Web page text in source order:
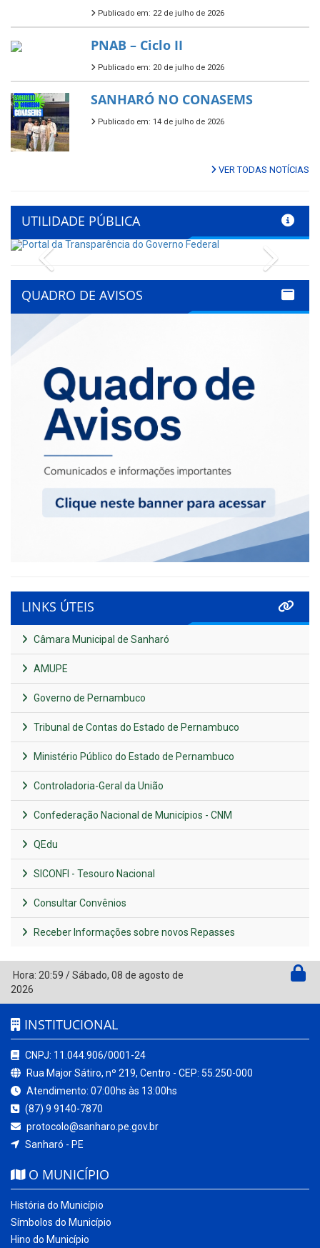
Publicado em: 22 de julho de 2026
PNAB – Ciclo II
Publicado em: 20 de julho de 2026
SANHARÓ NO CONASEMS
Publicado em: 14 de julho de 2026
VER TODAS NOTÍCIAS
UTILIDADE PÚBLICA
Previous
QUADRO DE AVISOS
LINKS ÚTEIS
Câmara Municipal de Sanharó
AMUPE
Governo de Pernambuco
Tribunal de Contas do Estado de Pernambuco
Ministério Público do Estado de Pernambuco
Controladoria-Geral da União
Confederação Nacional de Municípios - CNM
QEdu
SICONFI - Tesouro Nacional
Consultar Convênios
Receber Informações sobre novos Repasses
Hora: 20:59 /Sábado, 08 de agosto de
2026
INSTITUCIONAL
CNPJ: 11.044.906/0001-24
Rua Major Sátiro, nº 219, Centro - CEP: 55.250-000
Atendimento: 07:00hs às 13:00hs
(87) 9 9140-7870
protocolo@sanharo.pe.gov.br
Sanharó - PE
O MUNICÍPIO
História do Município
Símbolos do Município
Hino do Município